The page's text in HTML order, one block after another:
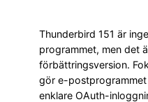
Thunderbird 151 är
programmet, men det
förbättringsversion.
gör e-
enklare OAuth-